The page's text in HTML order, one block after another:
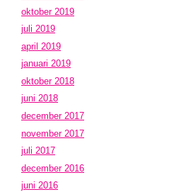
oktober 2019
juli 2019
april 2019
januari 2019
oktober 2018
juni 2018
december 2017
november 2017
juli 2017
december 2016
juni 2016